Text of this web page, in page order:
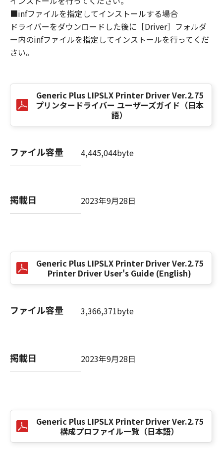
損害の可能性について知らされていた場合でも
同様です。
(3) キヤノン、キヤノンのライセンサー、キヤノ
ンの子会社、キヤノンの関連会社、それらの販
売代理店または販売店のいずれも、「本ソフト
じたいかなる紛争についても、一切責任を負わ
ないものとします。
８．契約期間
記のボタンをクリックした時点、または「本ソ
フトウェア」をインストールした時点で発効
(2) お客様は、「本ソフトウェア」およびその
複製物のすべてを廃棄および消去することによ
(4) お客様は、上記(3)によって本契約書が終了
した場合、速やかに、「本ソフトウェア」およ
びその複製物のすべてを廃棄または消去するも
(5) 上記にかかわらず、本契約書第2条、第4条
から第7条まで、第8条第4項および第10条の規
定は、本契約書の終了後も効力を有します。
NOTICE
“米国政府エンドユーザー”とは、米国政府の機
用されます：The SOFTWARE is a "commercial
item," as that term is defined at 48 C.F.R.
2.101 (Oct 1995), consisting of "commercial
computer software" and "commercial
■infファイルを指定してインストールする場合
ドライバーをダウンロードした後に［Driver］フォルダ
ー内のinfファイルを指定してインストールを行ってくだ
さい。
Generic Plus LIPSLX Printer Driver Ver.2.75
プリンタードライバー ユーザーズガイド（日本
語）
ファイル容量 4,445,044byte
掲載日 2023年9月28日
Generic Plus LIPSLX Printer Driver Ver.2.75
Printer Driver User's Guide (English)
ファイル容量 3,366,371byte
掲載日 2023年9月28日
Generic Plus LIPSLX Printer Driver Ver.2.75
構成プロファイル一覧（日本語）